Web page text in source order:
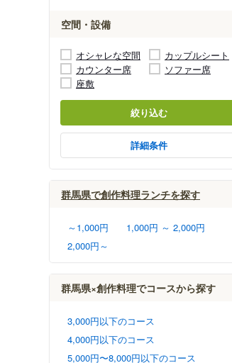
空間・設備
オシャレな空間
カップルシート
カウンター席
ソファー席
座敷
絞り込む
詳細条件
群馬県で創作料理ランチを探す
～1,000円
1,000円 ～ 2,000円
2,000円～
群馬県×創作料理でコースから探す
3,000円以下のコース
4,000円以下のコース
5,000円〜8,000円以下のコース